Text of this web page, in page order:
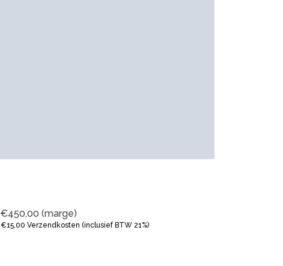
€450,00 (marge)
€15,00 Verzendkosten (inclusief BTW 21%)